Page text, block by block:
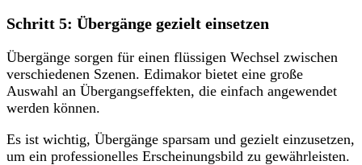
Schritt 5: Übergänge gezielt einsetzen
Übergänge sorgen für einen flüssigen Wechsel zwischen
verschiedenen Szenen. Edimakor bietet eine große
Auswahl an Übergangseffekten, die einfach angewendet
werden können.
Es ist wichtig, Übergänge sparsam und gezielt einzusetzen,
um ein professionelles Erscheinungsbild zu gewährleisten.